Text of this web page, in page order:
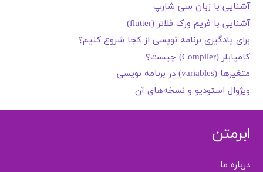
آشنایی با زبان سی شارپ
آشنایی با فریم ورک فلاتر (flutter)
برای یادگیری برنامه نویسی از کجا شروع کنیم؟
کامپایلر (Compiler) چیست؟
متغیرها (variables) در برنامه نویسی
ویژوال استودیو و نسخه‌های آن
ابرمتن
درباره ما